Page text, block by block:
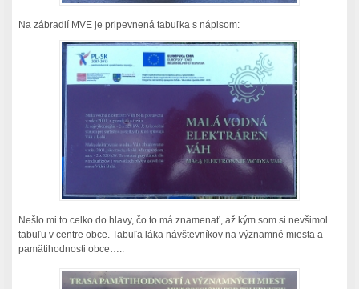
Na zábradlí MVE je pripevnená tabuľka s nápisom:
Nešlo mi to celko do hlavy, čo to má znamenať, až kým som si nevšimol
tabuľu v centre obce. Tabuľa láka návštevníkov na významné miesta a
pamätihodnosti obce….: